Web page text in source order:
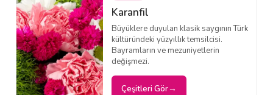
Karanfil
Büyüklere duyulan klasik saygının Türk
kültüründeki yüzyıllık temsilcisi.
Bayramların ve mezuniyetlerin
değişmezi.
Çeşitleri Gör